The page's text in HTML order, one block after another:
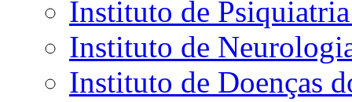
Instituto de
Instituto de
Instituto de Doenças